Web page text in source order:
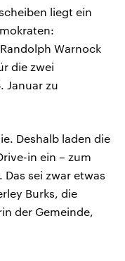
liegt ein
Warnock
die zwei
Januar zu
Deshalb laden die
in ein – zum
sei zwar etwas
Burks, die
der Gemeinde,